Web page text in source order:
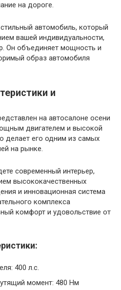
на дороге.
автомобиль, который
вашей индивидуальности,
Он объединяет мощность и
образ автомобиля
и
на автосалоне осени
двигателем и высокой
делает его одним из самых
на рынке.
современный интерьер,
высококачественных
и инновационная система
комплекса
комфорт и удовольствие от
400 л.с.
момент: 480 Нм